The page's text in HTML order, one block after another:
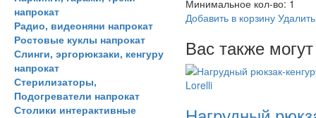
напрокат
Радио, видеоняни напрокат
Ростовые куклы напрокат
Слинги, эргорюкзаки, кенгуру
напрокат
Стерилизаторы,
Подогреватели напрокат
Столики интерактивные
Минимальное кол-во: 1
Добавить в корзину
Вас также